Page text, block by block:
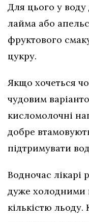
Для цього у
лайма або
фруктового
цукру.
Якщо хочеться
чудовим
кисломолочні
добре
підтримувати
Водночас лікарі
дуже холодними
кількістю